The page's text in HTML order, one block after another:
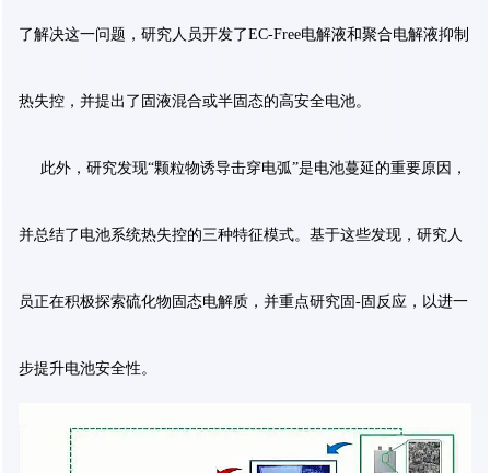
了解决这一问题，研究人员开发了EC-Free电解液和聚合电解液抑制
热失控，并提出了固液混合或半固态的高安全电池。
此外，研究发现“颗粒物诱导击穿电弧”是电池蔓延的重要原因，
并总结了电池系统热失控的三种特征模式。基于这些发现，研究人
员正在积极探索硫化物固态电解质，并重点研究固-固反应，以进一
步提升电池安全性。